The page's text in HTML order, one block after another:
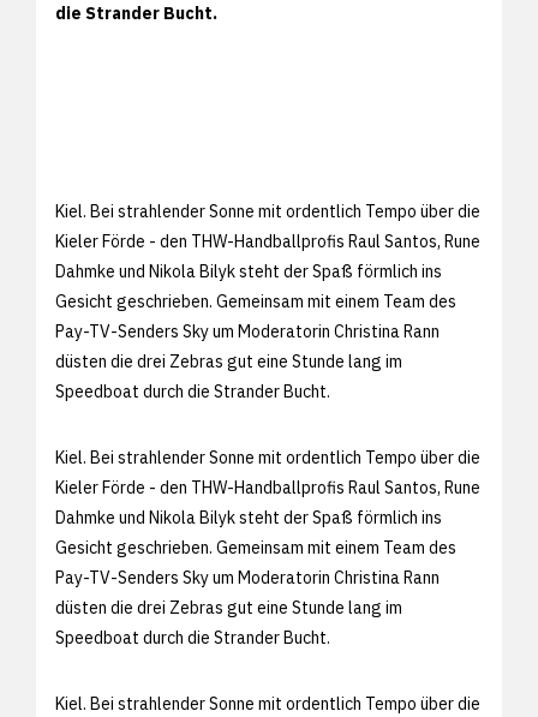
die Strander Bucht.
Kiel. Bei strahlender Sonne mit ordentlich Tempo über die
Kieler Förde - den THW-Handballprofis Raul Santos, Rune
Dahmke und Nikola Bilyk steht der Spaß förmlich ins
Gesicht geschrieben. Gemeinsam mit einem Team des
Pay-TV-Senders Sky um Moderatorin Christina Rann
düsten die drei Zebras gut eine Stunde lang im
Speedboat durch die Strander Bucht.
Kiel. Bei strahlender Sonne mit ordentlich Tempo über die
Kieler Förde - den THW-Handballprofis Raul Santos, Rune
Dahmke und Nikola Bilyk steht der Spaß förmlich ins
Gesicht geschrieben. Gemeinsam mit einem Team des
Pay-TV-Senders Sky um Moderatorin Christina Rann
düsten die drei Zebras gut eine Stunde lang im
Speedboat durch die Strander Bucht.
Kiel. Bei strahlender Sonne mit ordentlich Tempo über die